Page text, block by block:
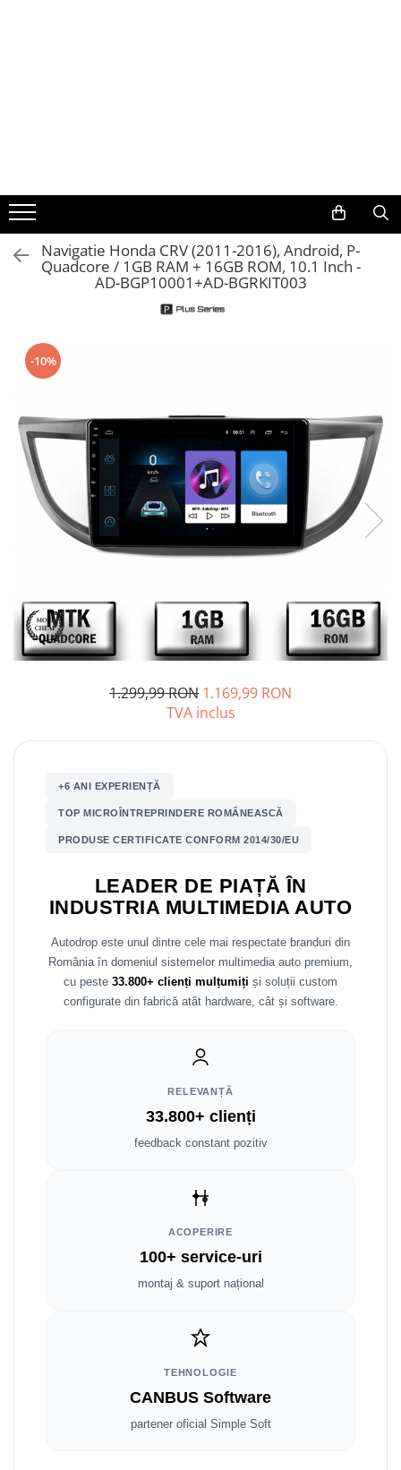
Volkswagen
Audi
Ford
Opel
Dacia
Peugeot
Seat
Mazda
Navigatie Honda CRV (2011-2016), Android, P-
Quadcore / 1GB RAM + 16GB ROM, 10.1 Inch -
AD-BGP10001+AD-BGRKIT003
-10%
1.299,99 RON 1.169,99 RON
TVA inclus
+6 ANI EXPERIENȚĂ
TOP MICROÎNTREPRINDERE ROMÂNEASCĂ
PRODUSE CERTIFICATE CONFORM 2014/30/EU
LEADER DE PIAȚĂ ÎN
INDUSTRIA MULTIMEDIA AUTO
Autodrop este unul dintre cele mai respectate branduri din
România în domeniul sistemelor multimedia auto premium,
cu peste 33.800+ clienți mulțumiți și soluții custom
configurate din fabrică atât hardware, cât și software.
RELEVANȚĂ
33.800+ clienți
feedback constant pozitiv
ACOPERIRE
100+ service-uri
montaj & suport național
TEHNOLOGIE
CANBUS Software
partener oficial Simple Soft